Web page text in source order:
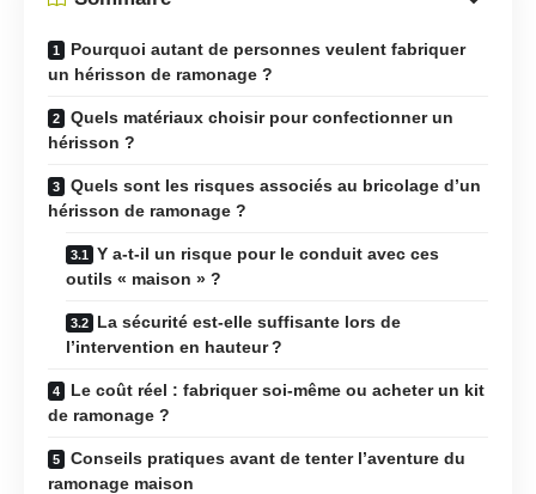
Pourquoi autant de personnes veulent fabriquer
un hérisson de ramonage ?
Quels matériaux choisir pour confectionner un
hérisson ?
Quels sont les risques associés au bricolage d’un
hérisson de ramonage ?
Y a-t-il un risque pour le conduit avec ces
outils « maison » ?
La sécurité est-elle suffisante lors de
l’intervention en hauteur ?
Le coût réel : fabriquer soi-même ou acheter un kit
de ramonage ?
Conseils pratiques avant de tenter l’aventure du
ramonage maison